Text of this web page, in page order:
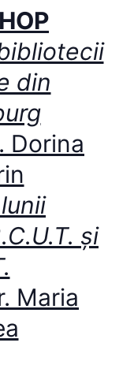
din
Dorina
și
Maria